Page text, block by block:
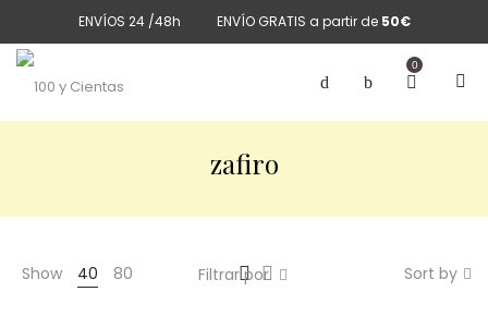
ENVÍOS 24 /48h ENVÍO GRATIS a partir de 50€
0
zafiro
Show 40 80 Sort by
Filtrar por